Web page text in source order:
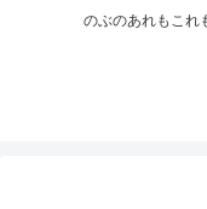
のぶのあれもこれ